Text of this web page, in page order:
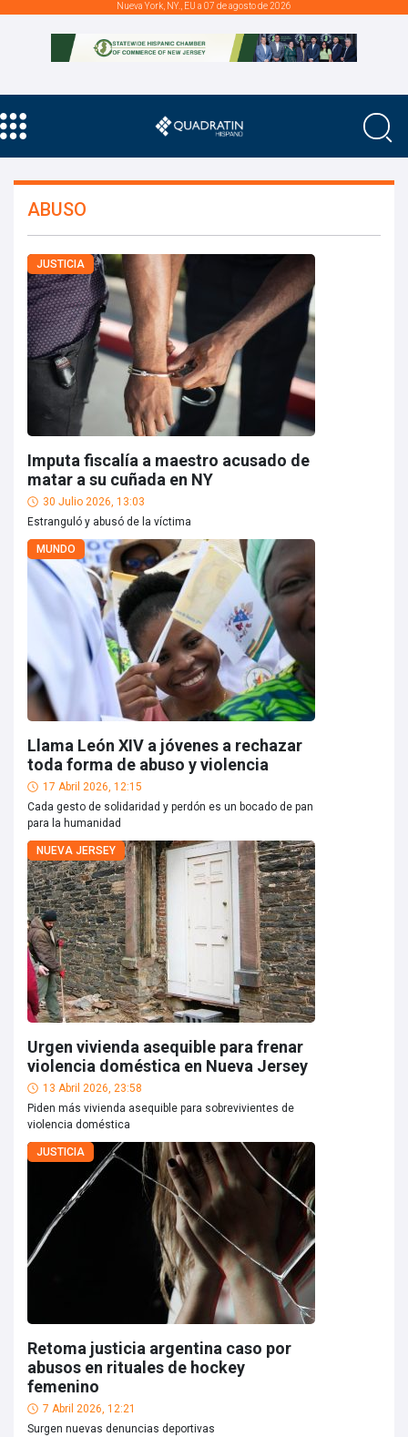
Nueva York, NY., EU a 07 de agosto de 2026
ABUSO
JUSTICIA
Imputa fiscalía a maestro acusado de
matar a su cuñada en NY
30 Julio 2026, 13:03
Estranguló y abusó de la víctima
MUNDO
Llama León XIV a jóvenes a rechazar
toda forma de abuso y violencia
17 Abril 2026, 12:15
Cada gesto de solidaridad y perdón es un bocado de pan
para la humanidad
NUEVA JERSEY
Urgen vivienda asequible para frenar
violencia doméstica en Nueva Jersey
13 Abril 2026, 23:58
Piden más vivienda asequible para sobrevivientes de
violencia doméstica
JUSTICIA
Retoma justicia argentina caso por
abusos en rituales de hockey
femenino
7 Abril 2026, 12:21
Surgen nuevas denuncias deportivas